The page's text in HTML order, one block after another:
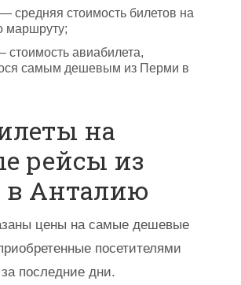
средняя стоимость билетов на
маршруту;
стоимость авиабилета,
самым дешевым из Перми в
на
рейсы из
Анталию
цены на самые дешевые
посетителями
последние дни.